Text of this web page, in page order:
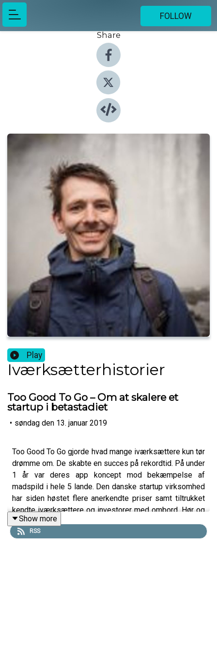
FOLLOW
Share
Play
Iværksætterhistorier
Too Good To Go – Om at skalere et
startup i betastadiet
• søndag den 13. januar 2019
Too Good To Go gjorde hvad mange iværksættere kun tør
drømme om. De skabte en succes på rekordtid. På under
1 år var deres app koncept mod bekæmpelse af
madspild i hele 5 lande. Den danske startup virksomhed
har siden høstet flere anerkendte priser samt tiltrukket
kendte iværksættere og investorer med ombord. Hør og
læs om hvordan det skete.
Show more
RSS